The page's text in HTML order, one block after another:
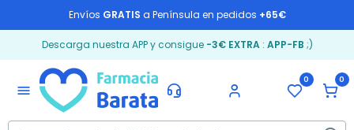
Envíos GRATIS a Península en pedidos +65€
Descarga nuestra APP y consigue -3€ EXTRA: APP-FB ;)
menu
0 0